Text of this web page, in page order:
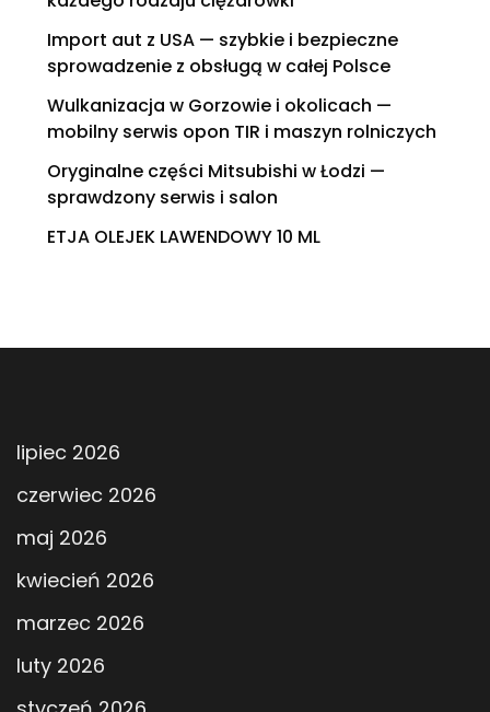
Import aut z USA — szybkie i bezpieczne
sprowadzenie z obsługą w całej Polsce
Wulkanizacja w Gorzowie i okolicach —
mobilny serwis opon TIR i maszyn rolniczych
Oryginalne części Mitsubishi w Łodzi —
sprawdzony serwis i salon
ETJA OLEJEK LAWENDOWY 10 ML
lipiec 2026
czerwiec 2026
maj 2026
kwiecień 2026
marzec 2026
luty 2026